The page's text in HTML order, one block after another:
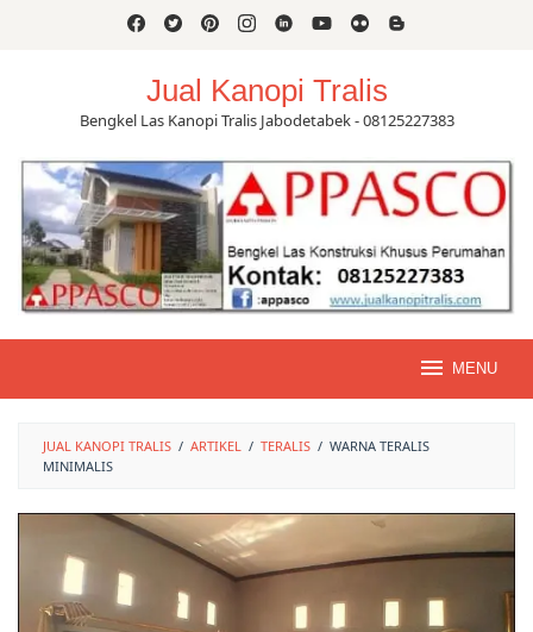
Jual Kanopi Tralis
Bengkel Las Kanopi Tralis Jabodetabek - 08125227383
MENU
JUAL KANOPI TRALIS / ARTIKEL / TERALIS / WARNA TERALIS
MINIMALIS